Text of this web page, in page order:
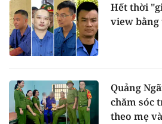
Hết thời
view
Quảng
chăm sóc
theo mẹ